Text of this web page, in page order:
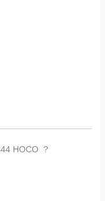
HOCO ?